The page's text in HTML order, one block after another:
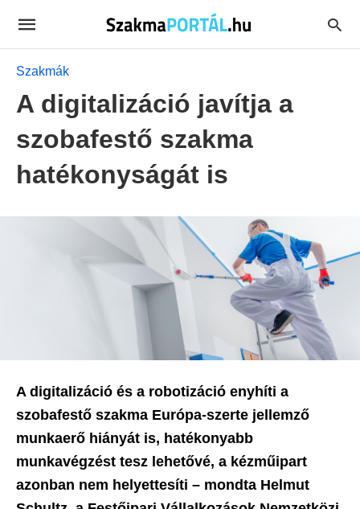
Szakmák
A digitalizáció javítja a
szobafestő szakma
hatékonyságát is
A digitalizáció és a robotizáció enyhíti a
szobafestő szakma Európa-szerte jellemző
munkaerő hiányát is, hatékonyabb
munkavégzést tesz lehetővé, a kézműipart
azonban nem helyettesíti – mondta Helmut